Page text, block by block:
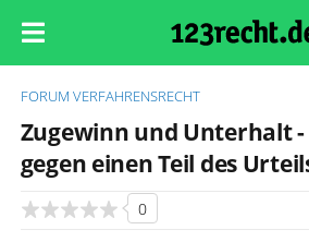
FORUM VERFAHRENSRECHT
Zugewinn und Unterhalt
gegen einen Teil des
0